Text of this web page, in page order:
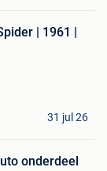
| 1961 |
31 jul 26
onderdeel